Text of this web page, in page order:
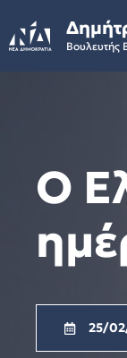
to
content
Βουλευτής
Ο
25/